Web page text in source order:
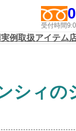
受付時間
例取扱アイテム
シィの